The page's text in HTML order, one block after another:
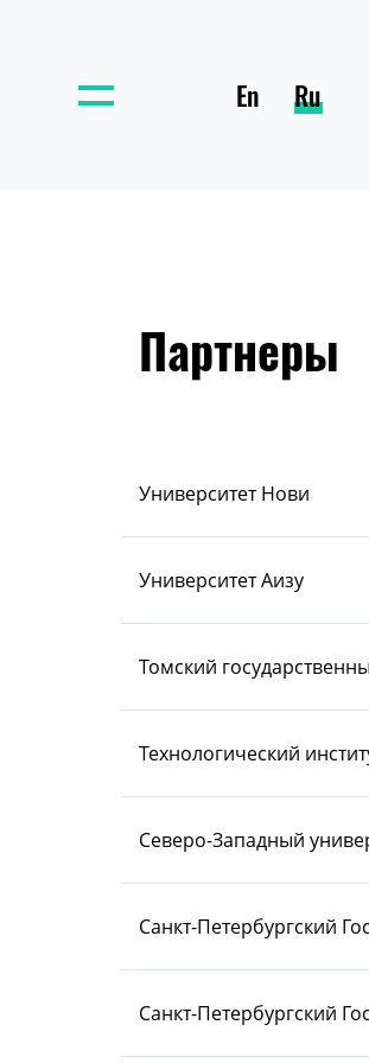
En Ru
Партнеры
Университет Нови
Университет Аизу
Томский
Технологический
Северо-Западный
Санкт-Петербургский
Санкт-Петербургский